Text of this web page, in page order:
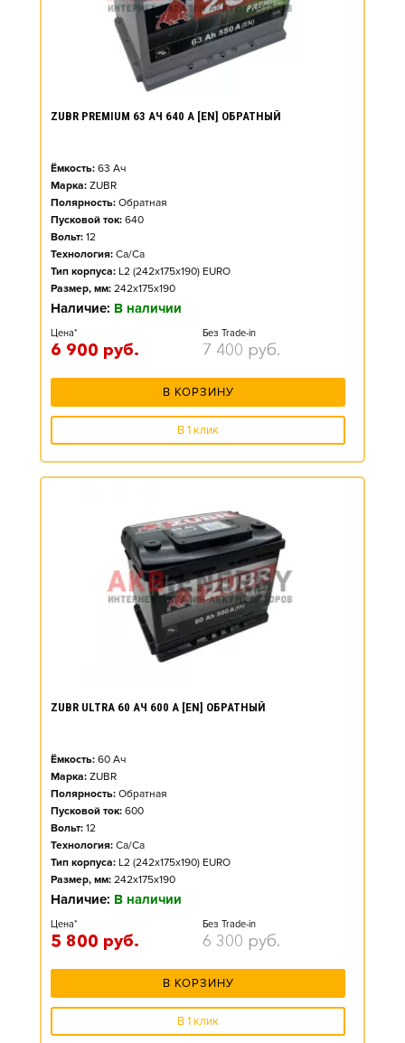
ZUBR PREMIUM 63 АЧ 640 А [EN] ОБРАТНЫЙ
Ёмкость: 63 Ач
Марка: ZUBR
Полярность: Обратная
Пусковой ток: 640
Вольт: 12
Технология: Ca/Ca
Тип корпуса: L2 (242x175x190) EURO
Размер, мм: 242x175x190
Наличие: В наличии
Цена*
6 900 руб.
Без Trade-in
7 400 руб.
В КОРЗИНУ
В 1 клик
ZUBR ULTRA 60 АЧ 600 А [EN] ОБРАТНЫЙ
Ёмкость: 60 Ач
Марка: ZUBR
Полярность: Обратная
Пусковой ток: 600
Вольт: 12
Технология: Ca/Ca
Тип корпуса: L2 (242x175x190) EURO
Размер, мм: 242x175x190
Наличие: В наличии
Цена*
5 800 руб.
Без Trade-in
6 300 руб.
В КОРЗИНУ
В 1 клик